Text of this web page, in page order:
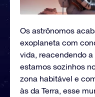
Os astrônomos
exoplaneta com
vida, reacendendo
estamos sozinhos
zona habitável e
às da Terra, esse